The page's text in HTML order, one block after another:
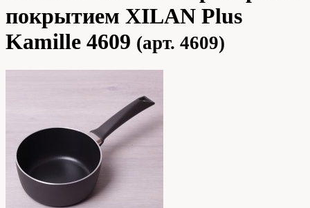
покрытием XILAN Plus
Kamille 4609 (арт. 4609)